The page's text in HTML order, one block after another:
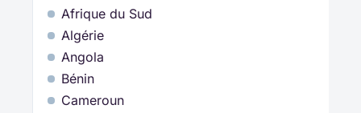
Afrique du Sud
Algérie
Angola
Bénin
Cameroun